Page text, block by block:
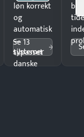
løn korrekt
og
automatisk
—
tilpasset
danske
Se 13
systemer